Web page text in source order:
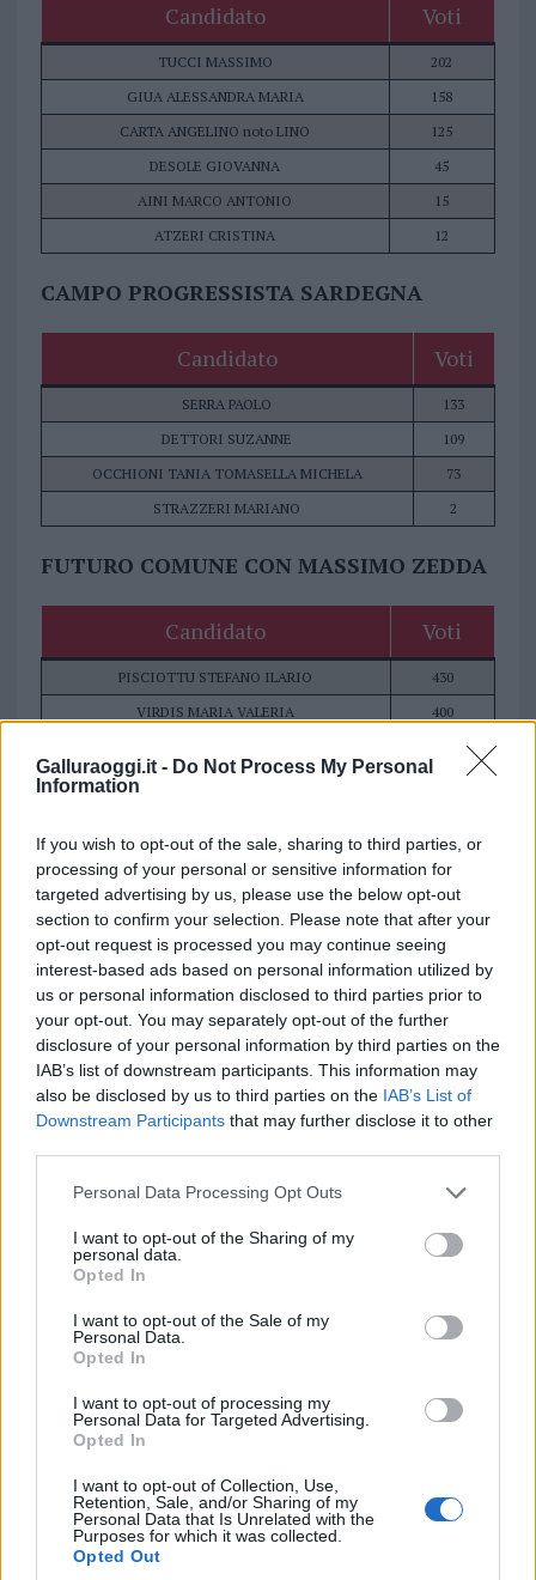
Galluraoggi.it - Do Not Process My Personal
Information
If you wish to opt-out of the sale, sharing to third parties, or
processing of your personal or sensitive information for
targeted advertising by us, please use the below opt-out
section to confirm your selection. Please note that after your
opt-out request is processed you may continue seeing
interest-based ads based on personal information utilized by
us or personal information disclosed to third parties prior to
your opt-out. You may separately opt-out of the further
disclosure of your personal information by third parties on the
IAB’s list of downstream participants. This information may
also be disclosed by us to third parties on the IAB’s List of
Downstream Participants that may further disclose it to other
Please note that this website/app uses one or more Google
not limited to your visit or usage behaviour. You may click to
grant or deny consent to Google and its third-party tags to
use your data for below specified purposes in below Google
consent section.
Personal Data Processing Opt Outs
I want to opt-out of the Sharing of my
personal data.
Opted In
I want to opt-out of the Sale of my
Personal Data.
Opted In
I want to opt-out of processing my
Personal Data for Targeted Advertising.
Opted In
I want to opt-out of Collection, Use,
Retention, Sale, and/or Sharing of my
Personal Data that Is Unrelated with the
Purposes for which it was collected.
Opted Out
Candidato Voti
TUCCI MASSIMO
202
GIUA ALESSANDRA MARIA
158
CARTA ANGELINO noto LINO
125
DESOLE GIOVANNA
45
AINI MARCO ANTONIO
15
ATZERI CRISTINA
12
CAMPO PROGRESSISTA SARDEGNA
Candidato Voti
SERRA PAOLO
133
DETTORI SUZANNE
109
OCCHIONI TANIA TOMASELLA MICHELA
73
STRAZZERI MARIANO
2
FUTURO COMUNE CON MASSIMO ZEDDA
Candidato Voti
PISCIOTTU STEFANO ILARIO
430
VIRDIS MARIA VALERIA
400
MORELLI MAURA LETIZIA
5
SARDEGNA IN COMUNE CON MASSIMO
ZEDDA
Candidato Voti
COMERCI NICOLA
788
MELIS SIMONETTA
SATTA GIACOMINA
117
BIRARDI LUIGI
63
PANI SANDRO
CRISTIANO POPOLARI SOCIALISTI
Candidato Voti
DECANDIA MARIA MADDALENA
282
GALLO DALIDA
122
GRASSANO TERESA
GRANITO DOMENICO GERARDO